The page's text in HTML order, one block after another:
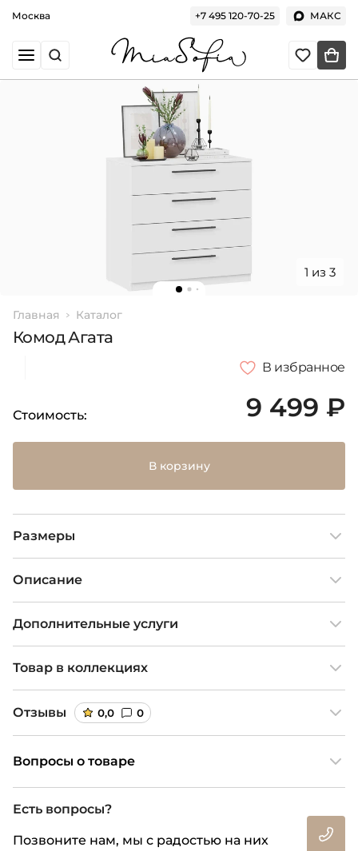
Москва +7 495 120-70-25 МАКС
1 из 3
Главная Каталог
Комод Агата
В избранное
Стоимость: 9 499 ₽
В корзину
Размеры
Описание
Дополнительные услуги
Товар в коллекциях
Отзывы 0,0 0
Вопросы о товаре
Есть вопросы?
Позвоните нам, мы с радостью на них